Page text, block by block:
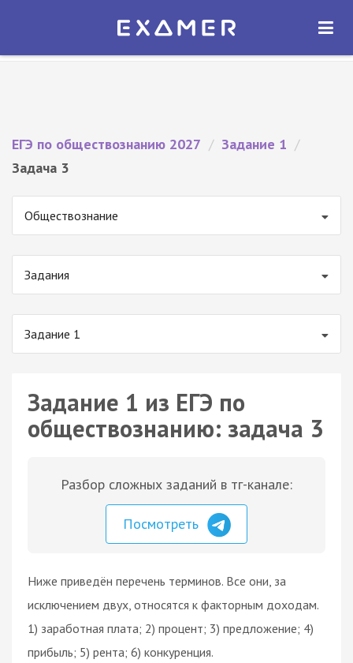
Экзамер — ЕГЭ 2027
ОТКРЫТЬ
ЕГЭ по обществознанию 2027 / Задание 1 /
Задача 3
Обществознание
Задания
Задание 1
Задание 1 из ЕГЭ по
обществознанию: задача 3
Разбор сложных заданий в тг-канале:
Посмотреть
Ниже приведён перечень терминов. Все они, за
исключением двух, относятся к факторным доходам.
1) заработная плата; 2) процент; 3) предложение; 4)
прибыль; 5) рента; 6) конкуренция.